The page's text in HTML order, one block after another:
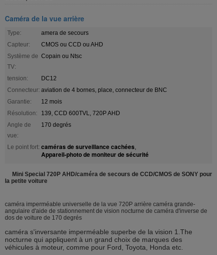
Caméra de la vue arrière
Type:
amera de secours
Capteur:
CMOS ou CCD ou AHD
Système de
TV:
Copain ou Ntsc
tension:
DC12
Connecteur: aviation de 4 bornes, place, connecteur de BNC
Garantie:
12 mois
Résolution:
139, CCD 600TVL, 720P AHD
Angle de
vue:
170 degrés
Le point fort: caméras de surveillance cachées,
Appareil-photo de moniteur de sécurité
Mini Special 720P AHD/caméra de secours de CCD/CMOS de SONY pour
la petite voiture
caméra imperméable universelle de la vue 720P arrière caméra grande-
angulaire d'aide de stationnement de vision nocturne de caméra d'inverse de
dos de voiture de 170 degrés
caméra s'inversante imperméable superbe de la vision 1.The
nocturne qui appliquent à un grand choix de marques des
véhicules à moteur, comme pour Ford, Toyota, Honda etc.